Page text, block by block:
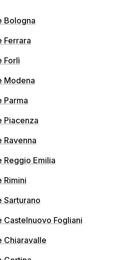
Bologna
Ferrara
Forlì
Modena
Parma
Piacenza
Reggio Emilia
Rimini
Sarturano
Fogliani
Chiaravalle